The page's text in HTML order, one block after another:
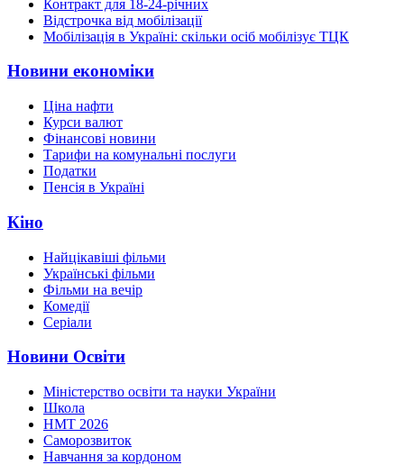
Контракт для 18-24-річних
Відстрочка від мобілізації
Мобілізація в Україні: скільки осіб мобілізує ТЦК
Новини економіки
Ціна нафти
Курси валют
Фінансові новини
Тарифи на комунальні послуги
Податки
Пенсія в Україні
Кіно
Найцікавіші фільми
Українські фільми
Фільми на вечір
Комедії
Серіали
Новини Освіти
Міністерство освіти та науки України
Школа
НМТ 2026
Саморозвиток
Навчання за кордоном